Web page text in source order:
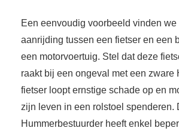
Een eenvoudig voorbeeld vinden we
aanrijding tussen een fietser en een
een motorvoertuig. Stel dat deze
raakt bij een ongeval met een zware
fietser loopt ernstige schade op en
zijn leven in een rolstoel spenderen.
Hummerbestuurder heeft enkel